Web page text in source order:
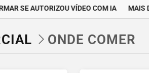
SE AUTORIZOU VÍDEO COM IA MAIS
ONDE COMER